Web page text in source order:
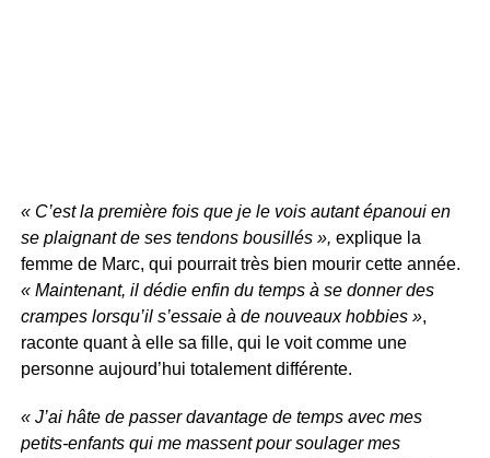
« C’est la première fois que je le vois autant épanoui en
se plaignant de ses tendons bousillés », explique la
femme de Marc, qui pourrait très bien mourir cette année.
« Maintenant, il dédie enfin du temps à se donner des
crampes lorsqu’il s’essaie à de nouveaux hobbies »,
raconte quant à elle sa fille, qui le voit comme une
personne aujourd’hui totalement différente.
« J’ai hâte de passer davantage de temps avec mes
petits-enfants qui me massent pour soulager mes